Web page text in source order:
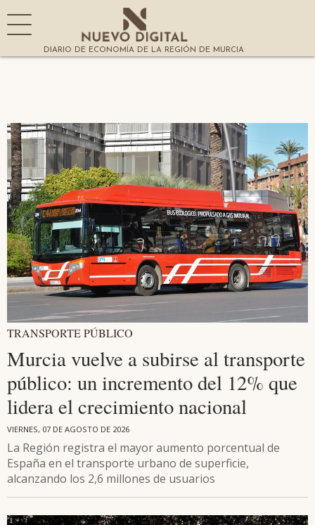
DIARIO DE ECONOMÍA DE LA REGIÓN DE MURCIA
TRANSPORTE PÚBLICO
Murcia vuelve a subirse al transporte
público: un incremento del 12% que
lidera el crecimiento nacional
VIERNES, 07 DE AGOSTO DE 2026
La Región registra el mayor aumento porcentual de
España en el transporte urbano de superficie,
alcanzando los 2,6 millones de usuarios